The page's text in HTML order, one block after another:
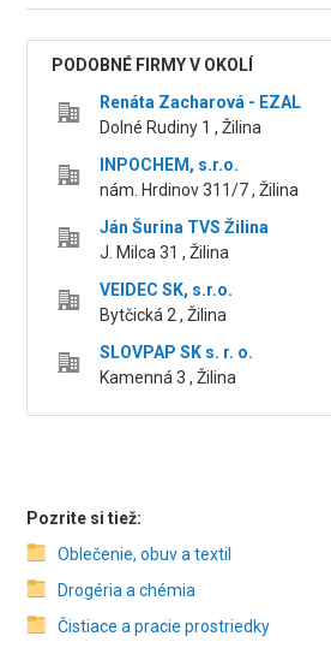
PODOBNÉ FIRMY V OKOLÍ
Renáta Zacharová - EZAL
Dolné Rudiny 1 , Žilina
INPOCHEM, s.r.o.
nám. Hrdinov 311/7 , Žilina
Ján Šurina TVS Žilina
J. Milca 31 , Žilina
VEIDEC SK, s.r.o.
Bytčická 2 , Žilina
SLOVPAP SK s. r. o.
Kamenná 3 , Žilina
Pozrite si tiež:
Oblečenie, obuv a textil
Drogéria a chémia
Čistiace a pracie prostriedky